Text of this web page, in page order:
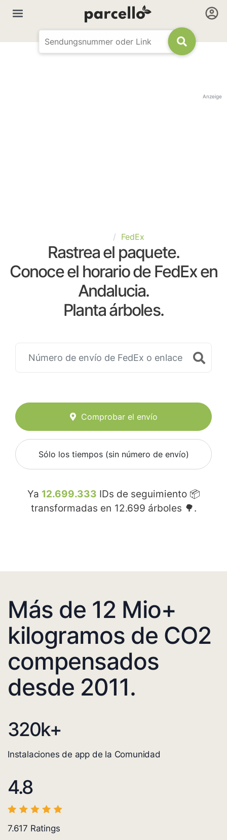
Anzeige
FedEx
Rastrea el paquete.
Conoce el horario de FedEx en
Andalucia.
Planta árboles.
Comprobar el envío
Sólo los tiempos (sin número de envío)
Ya 12.699.333 IDs de seguimiento 📦
transformadas en 12.699 árboles 🌳.
Más de 12 Mio+
kilogramos de CO2
compensados
desde 2011.
320k+
Instalaciones de app de la Comunidad
4.8
7.617 Ratings